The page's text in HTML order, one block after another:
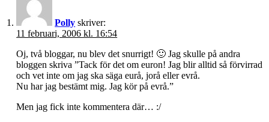
Polly skriver:
11 februari, 2006 kl. 16:54
Oj, två bloggar, nu blev det snurrigt! 🙂 Jag skulle på andra
bloggen skriva ”Tack för det om euron! Jag blir alltid så förvirrad
och vet inte om jag ska säga eurå, jorå eller evrå.
Nu har jag bestämt mig. Jag kör på evrå.”
Men jag fick inte kommentera där… :/